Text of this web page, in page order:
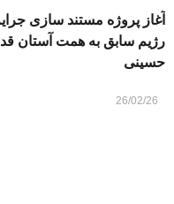
آغاز پروژه مستند سازی
رژیم سابق به همت آستان
حسینی
26/02/26